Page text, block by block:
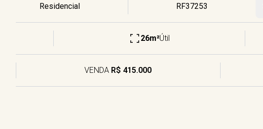
Residencial RF37253
26m²Útil
VENDA R$ 415.000